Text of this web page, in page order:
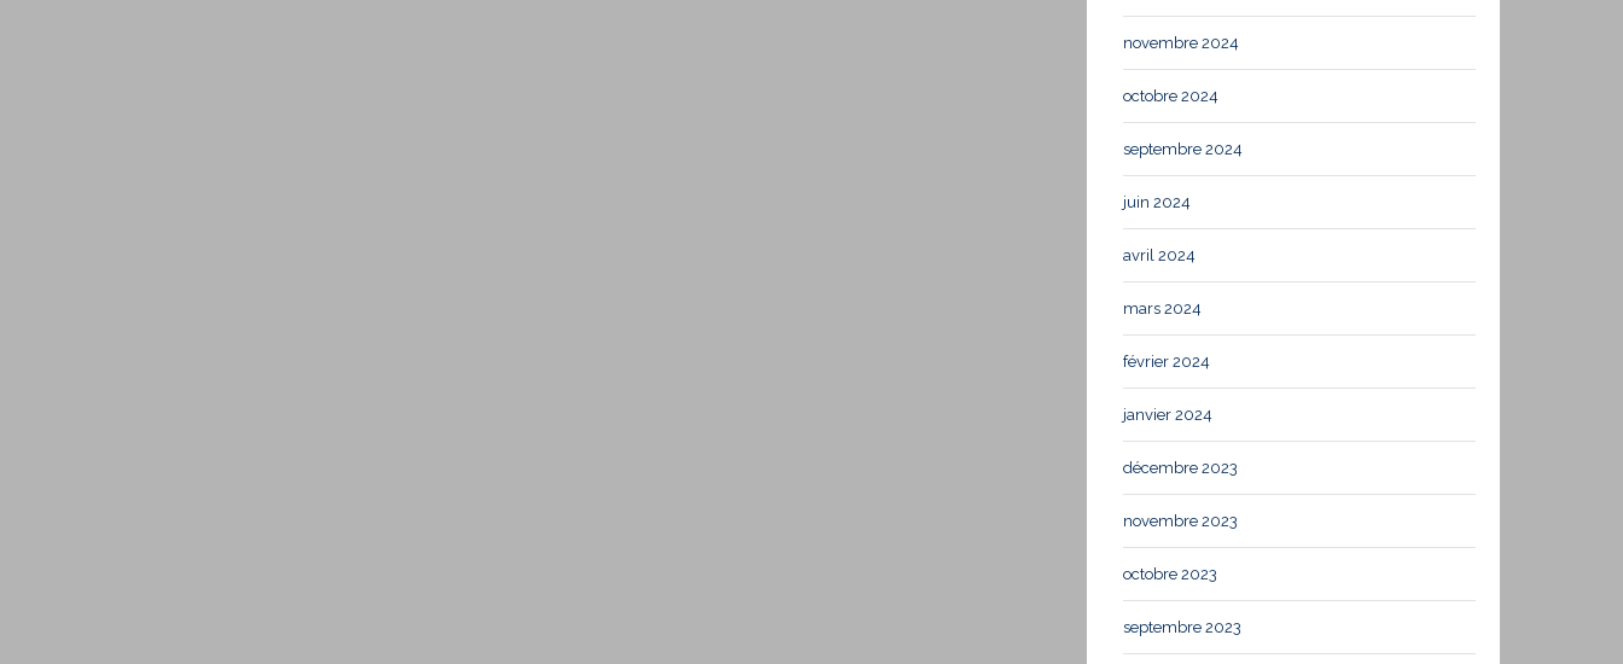
novembre 2024
octobre 2024
septembre 2024
juin 2024
avril 2024
mars 2024
février 2024
janvier 2024
décembre 2023
novembre 2023
octobre 2023
septembre 2023